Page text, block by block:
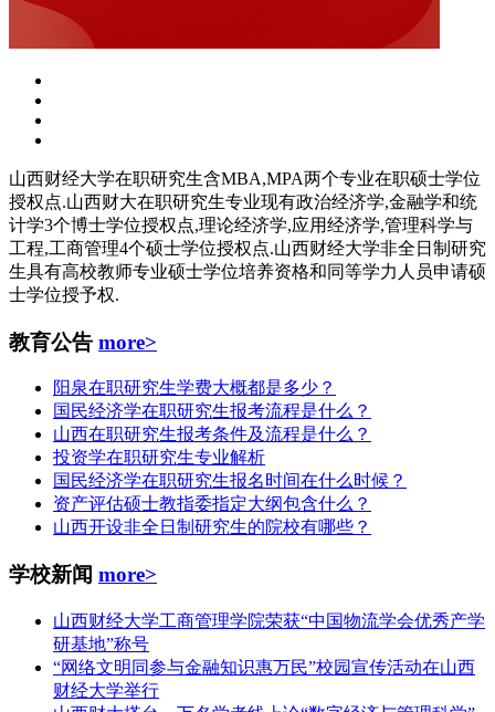
山西财经大学在职研究生含MBA,MPA两个专业在职硕士学位
授权点.山西财大在职研究生专业现有政治经济学,金融学和统
计学3个博士学位授权点,理论经济学,应用经济学,管理科学与
工程,工商管理4个硕士学位授权点.山西财经大学非全日制研究
生具有高校教师专业硕士学位培养资格和同等学力人员申请硕
士学位授予权.
教育公告 more>
阳泉在职研究生学费大概都是多少？
国民经济学在职研究生报考流程是什么？
山西在职研究生报考条件及流程是什么？
投资学在职研究生专业解析
国民经济学在职研究生报名时间在什么时候？
资产评估硕士教指委指定大纲包含什么？
山西开设非全日制研究生的院校有哪些？
学校新闻 more>
山西财经大学工商管理学院荣获“中国物流学会优秀产学
研基地”称号
“网络文明同参与金融知识惠万民”校园宣传活动在山西
财经大学举行